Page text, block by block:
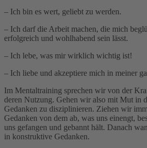
– Ich bin es wert, geliebt zu werden.
– Ich darf die Arbeit machen, die mich
erfolgreich und wohlhabend sein lässt.
– Ich lebe, was mir wirklich wichtig ist!
– Ich liebe und akzeptiere mich in meiner
Im Mentaltraining sprechen wir von der
deren Nutzung. Gehen wir also mit Mut in
Gedanken zu disziplinieren. Ziehen wir
Gedanken von dem ab, was uns einengt,
uns gefangen und gebannt hält. Danach
in konstruktive Gedanken.